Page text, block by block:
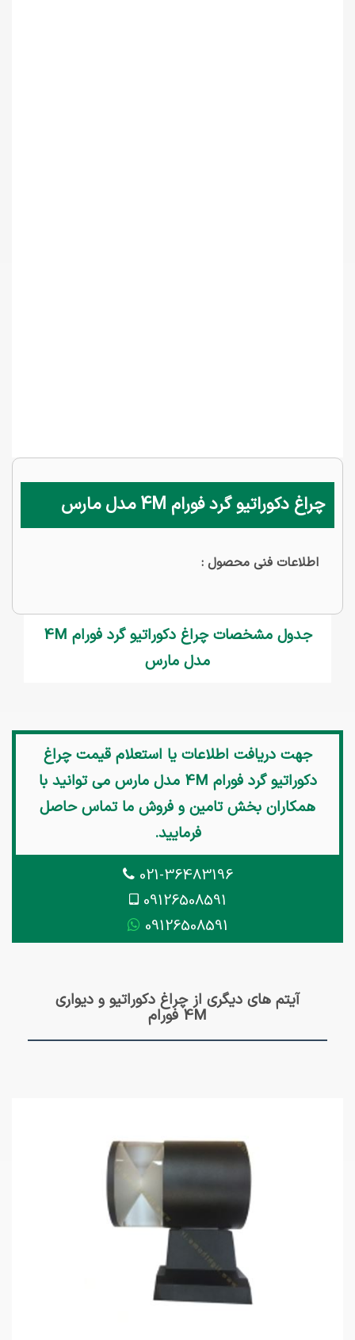
چراغ دکوراتیو گرد فورام 4M مدل مارس
اطلاعات فنی محصول :
جدول مشخصات چراغ دکوراتیو گرد فورام 4M
مدل مارس
جهت دریافت اطلاعات یا استعلام قیمتچراغ
دکوراتیو گرد فورام 4M مدل مارس
می توانید با
همکاران بخش تامین و فروش ما تماس حاصل
فرمایید.
021-36483196
09126508591
09126508591
آیتم های دیگری از چراغ دکوراتیو و دیواری
4M فورام